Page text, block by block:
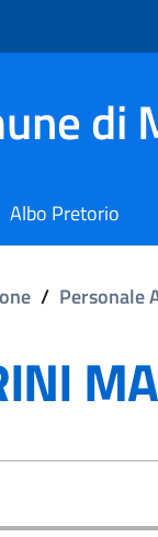
di
Albo Pretorio
/ Personale